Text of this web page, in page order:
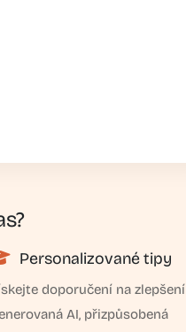
Personalizované tipy
doporučení na zlepšení
AI, přizpůsobená